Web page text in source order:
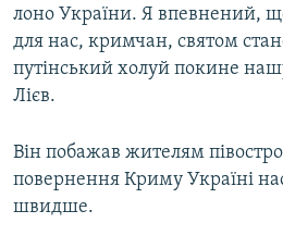
лоно України. Я впевнений,
для нас, кримчан, святом
путінський холуй покине
Лієв.
Він побажав жителям
повернення Криму Україні
швидше.